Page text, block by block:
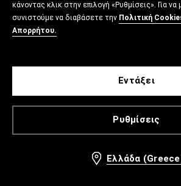
κάνοντας κλικ στην επιλογή «Ρυθμίσεις». Για
συνιστούμε να διαβάσετε την Πολιτική
Απορρήτου.
Ρυθμίσεις
Εντάξει
Ελλάδα